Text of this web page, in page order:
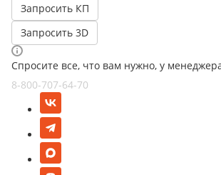
Запросить КП
Запросить 3D
Спросите все, что вам нужно, у
8-800-707-64-70